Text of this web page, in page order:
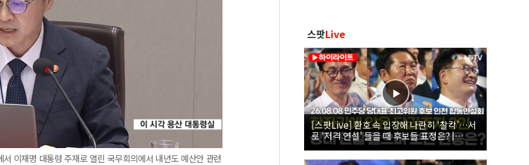
이재명 대통령 주재로 열린 국무회의에서 내년도 예산안 관련
스팟Live
[스팟Live] 환호 속 입장해 나란히 ‘찰칵’…서
로 ‘저격 연설’ 들을 때 후보들 표정은? |
26.08.08 더불어민주당 당대표·최고위원 후
보 인천 합동연설회